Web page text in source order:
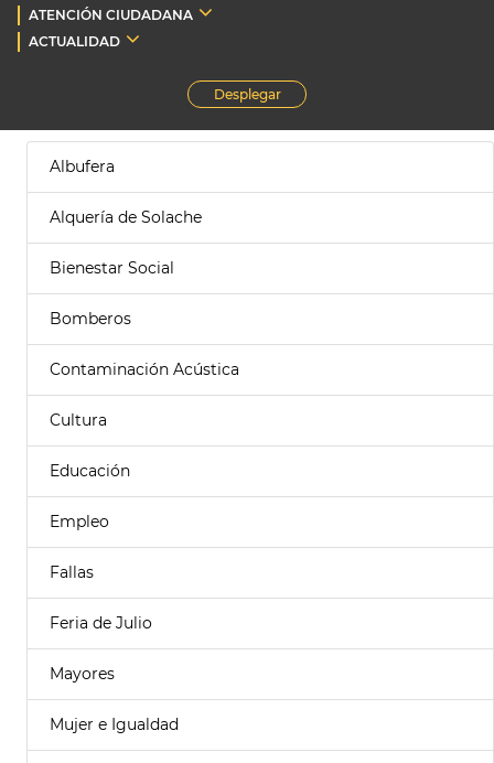
ATENCIÓN CIUDADANA
ACTUALIDAD
Desplegar
Albufera
Alquería de Solache
Bienestar Social
Bomberos
Contaminación Acústica
Cultura
Educación
Empleo
Fallas
Feria de Julio
Mayores
Mujer e Igualdad